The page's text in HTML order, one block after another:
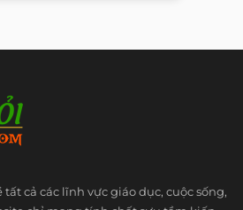
cả các lĩnh vực giáo dục, cuộc sống,